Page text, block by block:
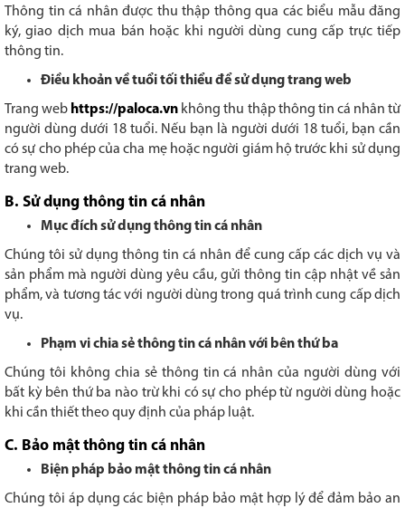
Thông tin cá nhân được thu thập thông qua các biểu mẫu đăng
ký, giao dịch mua bán hoặc khi người dùng cung cấp trực tiếp
thông tin.
Điều khoản về tuổi tối thiểu để sử dụng trang web
Trang web https://paloca.vn không thu thập thông tin cá nhân từ
người dùng dưới 18 tuổi. Nếu bạn là người dưới 18 tuổi, bạn cần
có sự cho phép của cha mẹ hoặc người giám hộ trước khi sử dụng
trang web.
B. Sử dụng thông tin cá nhân
Mục đích sử dụng thông tin cá nhân
Chúng tôi sử dụng thông tin cá nhân để cung cấp các dịch vụ và
sản phẩm mà người dùng yêu cầu, gửi thông tin cập nhật về sản
phẩm, và tương tác với người dùng trong quá trình cung cấp dịch
vụ.
Phạm vi chia sẻ thông tin cá nhân với bên thứ ba
Chúng tôi không chia sẻ thông tin cá nhân của người dùng với
bất kỳ bên thứ ba nào trừ khi có sự cho phép từ người dùng hoặc
khi cần thiết theo quy định của pháp luật.
C. Bảo mật thông tin cá nhân
Biện pháp bảo mật thông tin cá nhân
Chúng tôi áp dụng các biện pháp bảo mật hợp lý để đảm bảo an